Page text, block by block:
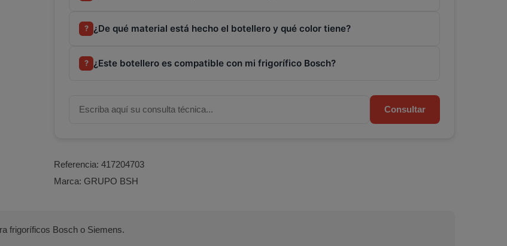
? ¿De qué material está hecho el botellero y qué color tiene?
? ¿Este botellero es compatible con mi frigorífico Bosch?
Consultar
Referencia: 417204703
Marca: GRUPO BSH
frigoríficos Bosch o Siemens.